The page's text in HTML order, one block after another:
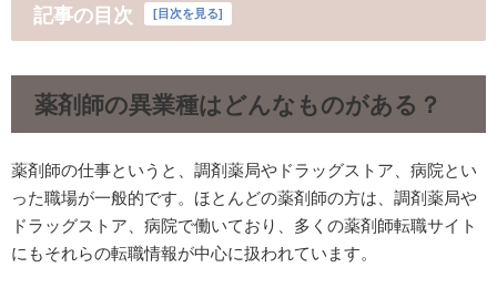
記事の目次 [目次を見る]
薬剤師の異業種はどんなものがある？
薬剤師の仕事というと、調剤薬局やドラッグストア、病院とい
った職場が一般的です。ほとんどの薬剤師の方は、調剤薬局や
ドラッグストア、病院で働いており、多くの薬剤師転職サイト
にもそれらの転職情報が中心に扱われています。